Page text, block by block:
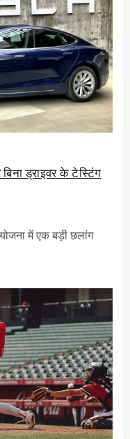
ड्राइवर के टेस्टिंग
में एक बड़ी छलांग